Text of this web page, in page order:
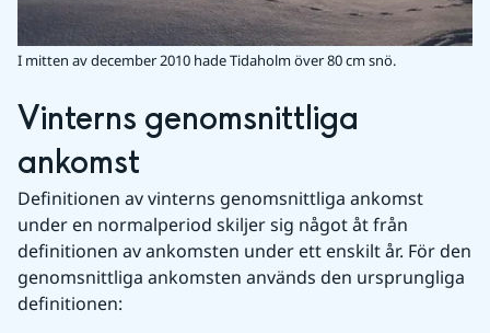
I mitten av december 2010 hade Tidaholm över 80 cm snö.
Vinterns genomsnittliga
ankomst
Definitionen av vinterns genomsnittliga ankomst
under en normalperiod skiljer sig något åt från
definitionen av ankomsten under ett enskilt år. För den
genomsnittliga ankomsten används den ursprungliga
definitionen: